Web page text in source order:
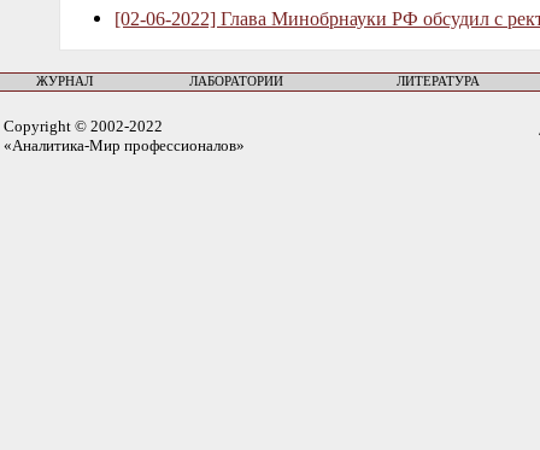
[02-06-2022] Глава Минобрнауки РФ обсудил с
ЖУРНАЛ ЛАБОРАТОРИИ ЛИТЕРАТУРА
Copyright © 2002-2022
«Аналитика-Мир профессионалов»